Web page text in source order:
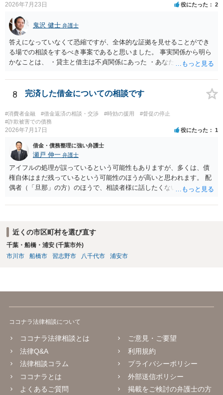
2026年7月23日 役にたった 2
鬼沢 健士 弁護士
答えになっていなくて恐縮ですが、全体的な証拠を見せることができ
る場での相談をするべき事案であると思いました。 事実関係から明ら
かなことは、 ・貸主と借主は不貞関係にあった ・あなたから相手に金
想されるのは、 ・もらったものだ ・貸したかもしれないが、不法原因
給付ではない でしょう。 書かれた情報だけからは、不法原因給付であ
るといえそうなものはありませんでした。 不貞当事者間での貸金だか
らといって不法原因給付になるわけではありません。 あなたが性行為
をしたくてお金を払ってお願いしていたという事情などが必要です。
8 完済した借金についての相談です
#消費者金融 #借金返済の相談・交渉 #時効の援用
#督促の停止
#詐欺被害での債務
2026年7月17日 役にたった 1
借金・債務整理に強い弁護士
瀬戸 伸一 弁護士
アイフルの処理が誤っているという可能性もありますが、多くは、債
権自体はまだ残っているという可能性のほうが高いと思われます。 配
偶者（「旦那」の方）のほうで、相談者様に話したくない事情等もあ
援用という方法も取れる可能性があるため、御主人に法律事務所に相
せない事情もあるかもしれないのでおひとりで行ってもらうほうがい
いかもしれません。 配偶者の債務がある状態で配偶者が亡くなると債
務を相談者様が相続するという状態になる（相続放棄などの亡くなっ
てからの方法もありますが）ため、相談者様にも関係することだとし
近くの市区町村を選び直す
千葉・船橋・浦安 (千葉市外)
市川市
船橋市 習志野市 八千代市 浦安市
ココナラ法律相談について
ココナラ法律相談とは
法律Q&A
法律相談コラム
ココナラとは
よくあるご質問
ご意見・ご要望
利用規約
プライバシーポリシー
外部送信ポリシー
掲載をご検討の弁護士の方